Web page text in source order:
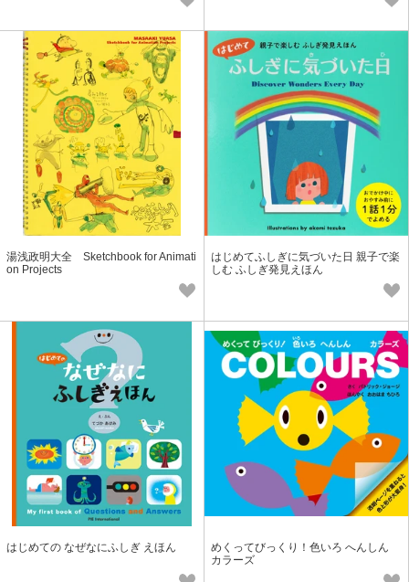
湯浅政明大全 Sketchbook for Animati
on Projects
はじめてふしぎに気づいた日 親子で楽
しむ ふしぎ発見えほん
はじめての なぜなにふしぎ えほん
めくってびっくり！色いろ へんしん
カラーズ